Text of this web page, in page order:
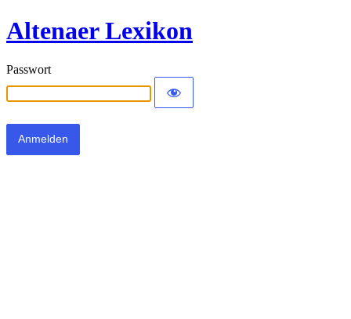
Altenaer Lexikon
Passwort